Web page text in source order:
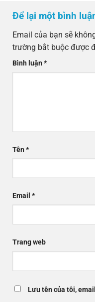
Để lại một bình
Email của bạn sẽ
trường bắt buộc được
Bình luận*
Tên*
Email *
Trang web
Lưu tên của tôi,